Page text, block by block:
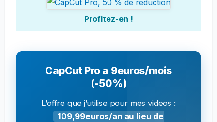
Profitez-en !
CapCut Pro a 9euros/mois
(-50%)
L’offre que j’utilise pour mes videos :
109,99euros/an au lieu de